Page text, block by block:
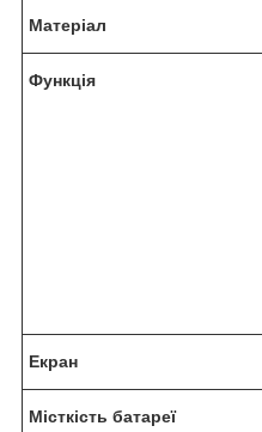
Матеріал
Функція
Екран
Місткість батареї